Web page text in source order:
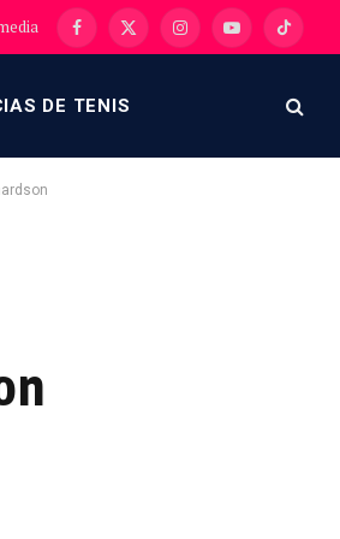
Facebook
X
InstagramYouTubeTikTok
DE TENIS